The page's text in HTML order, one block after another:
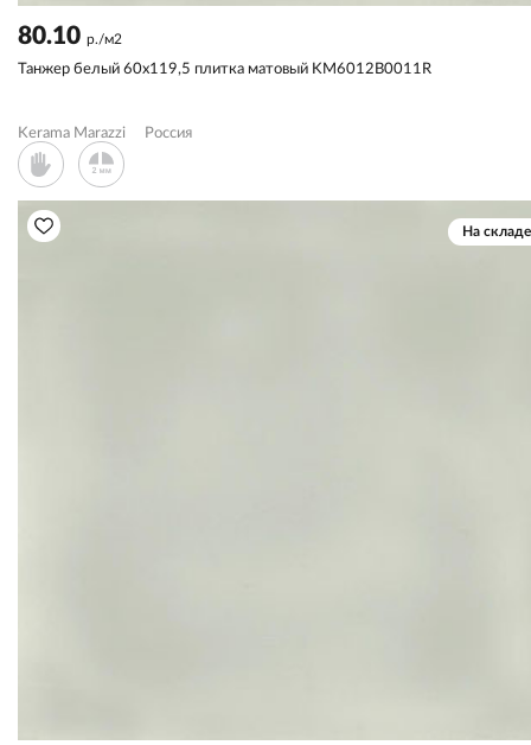
80.10 р./м2
Танжер белый 60x119,5 плитка матовый KM6012B0011R
Kerama Marazzi Россия
На складе